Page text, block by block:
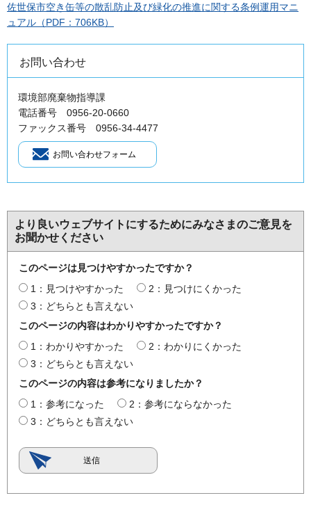
佐世保市空き缶等の散乱防止及び緑化の推進に関する条例運用マニ
ュアル（PDF：706KB）
お問い合わせ
環境部廃棄物指導課
電話番号 0956-20-0660
ファックス番号 0956-34-4477
より良いウェブサイトにするためにみなさまのご意見を
お聞かせください
このページは見つけやすかったですか？
1：見つけやすかった
2：見つけにくかった
3：どちらとも言えない
このページの内容はわかりやすかったですか？
1：わかりやすかった
2：わかりにくかった
3：どちらとも言えない
このページの内容は参考になりましたか？
1：参考になった
2：参考にならなかった
3：どちらとも言えない